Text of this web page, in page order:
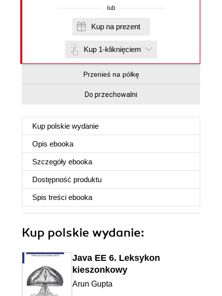
lub
Kup na prezent
Kup 1-kliknięciem
Przenieś na półkę
Do przechowalni
Kup polskie wydanie
Opis ebooka
Szczegóły ebooka
Dostępność produktu
Spis treści ebooka
Kup polskie wydanie:
Java EE 6. Leksykon
kieszonkowy
Arun Gupta